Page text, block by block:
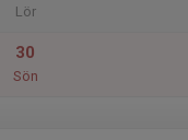
Lör
30
Sön